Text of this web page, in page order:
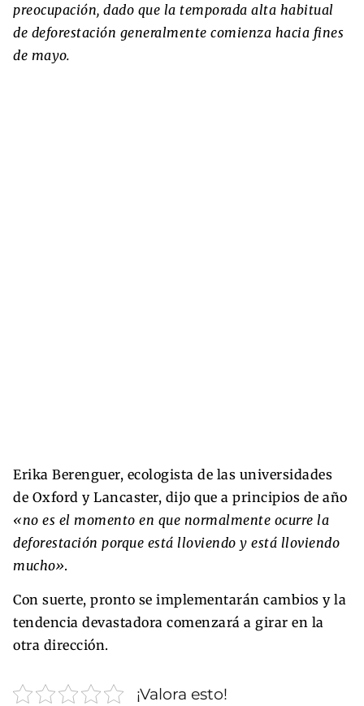
preocupación, dado que la temporada alta habitual
de deforestación generalmente comienza hacia fines
de mayo.
Erika Berenguer, ecologista de las universidades
de Oxford y Lancaster, dijo que a principios de año
«no es el momento en que normalmente ocurre la
deforestación porque está lloviendo y está lloviendo
mucho».
Con suerte, pronto se implementarán cambios y la
tendencia devastadora comenzará a girar en la
otra dirección.
¡Valora esto!